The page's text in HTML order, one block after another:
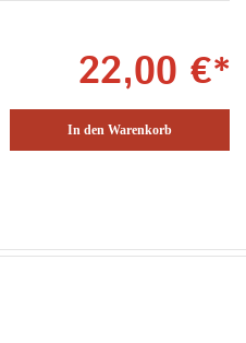
22,00 €*
In den Warenkorb